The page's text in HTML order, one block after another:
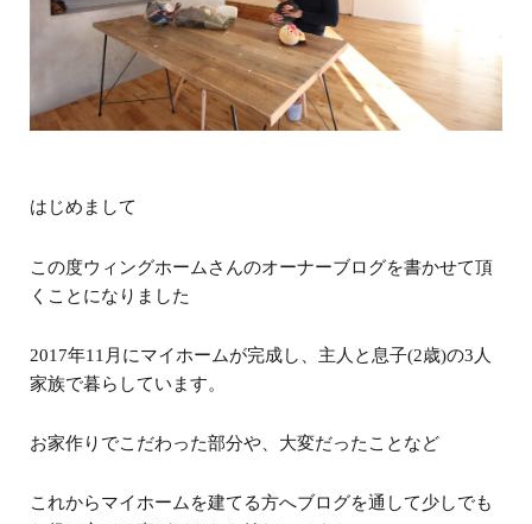
はじめまして
この度ウィングホームさんのオーナーブログを書かせて頂
くことになりました
2017年11月にマイホームが完成し、主人と息子(2歳)の3人
家族で暮らしています。
お家作りでこだわった部分や、大変だったことなど
これからマイホームを建てる方へブログを通して少しでも